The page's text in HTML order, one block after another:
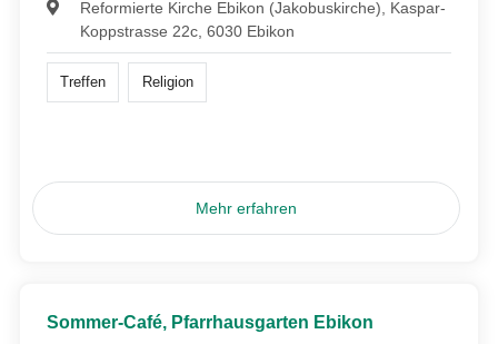
Reformierte Kirche Ebikon (Jakobuskirche), Kaspar-
Koppstrasse 22c, 6030 Ebikon
Treffen Religion
Mehr erfahren
Sommer-Café, Pfarrhausgarten Ebikon